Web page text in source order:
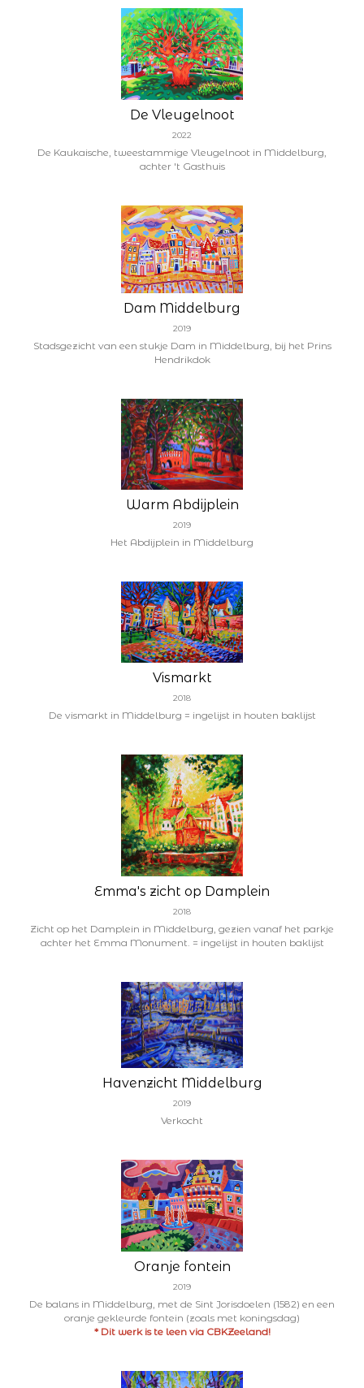
De Vleugelnoot
2022
De Kaukaische, tweestammige Vleugelnoot in Middelburg,
achter 't Gasthuis
Dam Middelburg
2019
Stadsgezicht van een stukje Dam in Middelburg, bij het Prins
Hendrikdok
Warm Abdijplein
2019
Het Abdijplein in Middelburg
Vismarkt
2018
De vismarkt in Middelburg = ingelijst in houten baklijst
Emma's zicht op Damplein
2018
Zicht op het Damplein in Middelburg, gezien vanaf het parkje
achter het Emma Monument. = ingelijst in houten baklijst
Havenzicht Middelburg
2019
Verkocht
Oranje fontein
2019
De balans in Middelburg, met de Sint Jorisdoelen (1582) en een
oranje gekleurde fontein (zoals met koningsdag)
* Dit werk is te leen via CBKZeeland!